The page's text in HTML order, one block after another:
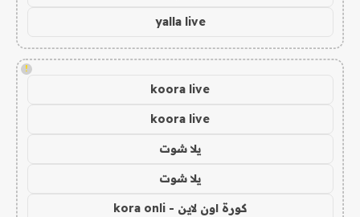
yalla live
!
koora live
koora live
يلا شوت
يلا شوت
كورة اون لاين - kora onli